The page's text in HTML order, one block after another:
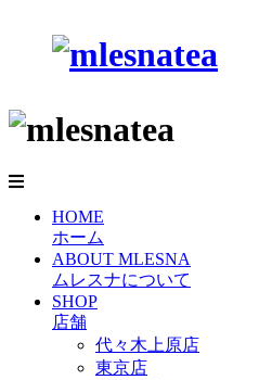
HOME
ホーム
ABOUT MLESNA
ムレスナについて
SHOP
店舗
代々木上原店
東京店